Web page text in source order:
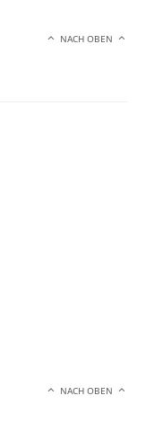
NACH OBEN
NACH OBEN